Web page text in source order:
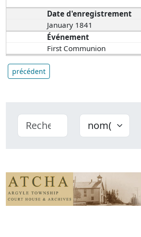
Date d'enregistrement
January 1841
Événement
First Communion
précédent